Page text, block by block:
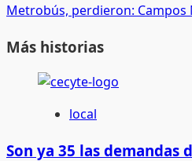
Metrobús, perdieron: Campos
Más historias
local
Son ya 35 las demandas